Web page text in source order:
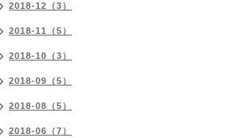
2018-12（3）
2018-11（5）
2018-10（3）
2018-09（5）
2018-08（5）
2018-06（7）